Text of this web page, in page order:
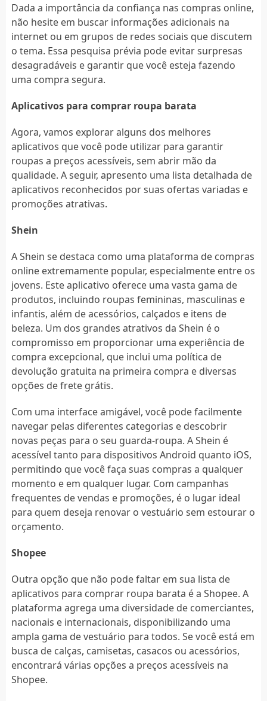
Dada a importância da confiança nas compras online,
não hesite em buscar informações adicionais na
internet ou em grupos de redes sociais que discutem
o tema. Essa pesquisa prévia pode evitar surpresas
desagradáveis e garantir que você esteja fazendo
uma compra segura.
Aplicativos para comprar roupa barata
Agora, vamos explorar alguns dos melhores
aplicativos que você pode utilizar para garantir
roupas a preços acessíveis, sem abrir mão da
qualidade. A seguir, apresento uma lista detalhada de
aplicativos reconhecidos por suas ofertas variadas e
promoções atrativas.
Shein
A Shein se destaca como uma plataforma de compras
online extremamente popular, especialmente entre os
jovens. Este aplicativo oferece uma vasta gama de
produtos, incluindo roupas femininas, masculinas e
infantis, além de acessórios, calçados e itens de
beleza. Um dos grandes atrativos da Shein é o
compromisso em proporcionar uma experiência de
compra excepcional, que inclui uma política de
devolução gratuita na primeira compra e diversas
opções de frete grátis.
Com uma interface amigável, você pode facilmente
navegar pelas diferentes categorias e descobrir
novas peças para o seu guarda-roupa. A Shein é
acessível tanto para dispositivos Android quanto iOS,
permitindo que você faça suas compras a qualquer
momento e em qualquer lugar. Com campanhas
frequentes de vendas e promoções, é o lugar ideal
para quem deseja renovar o vestuário sem estourar o
orçamento.
Shopee
Outra opção que não pode faltar em sua lista de
aplicativos para comprar roupa barata é a Shopee. A
plataforma agrega uma diversidade de comerciantes,
nacionais e internacionais, disponibilizando uma
ampla gama de vestuário para todos. Se você está em
busca de calças, camisetas, casacos ou acessórios,
encontrará várias opções a preços acessíveis na
Shopee.